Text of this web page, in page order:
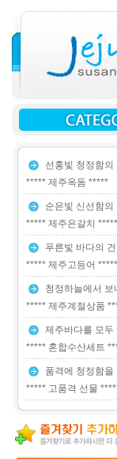
선홍빛 청정함의
***** 제주옥돔 *****
순은빛 신선함의
***** 제주은갈치 *****
푸른빛 바다의
***** 제주고등어 *****
청정하늘에서 보
***** 제주계절상품
제주바다를 모두
***** 혼합수산세트
품격에 청정함을
***** 고품격 선물